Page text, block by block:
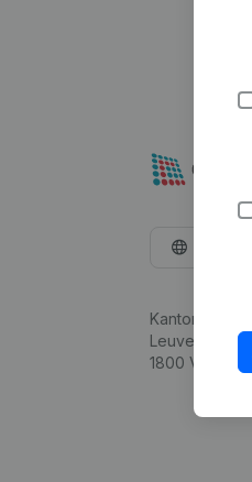
Kantorenpark
1800